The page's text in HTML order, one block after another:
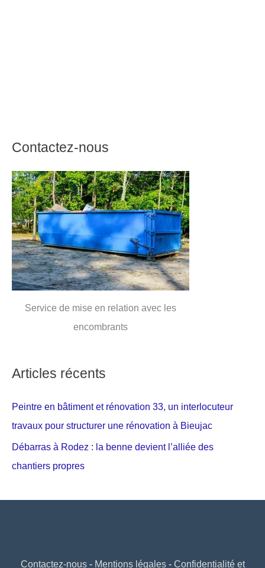
Contactez-nous
Service de mise en relation avec les
encombrants
Articles récents
Peintre en bâtiment et rénovation 33, un interlocuteur
travaux pour structurer une rénovation à Bieujac
Débarras à Rodez : la benne devient l’alliée des
chantiers propres
Contactez-nous- Mentions légales- Confidentialité et